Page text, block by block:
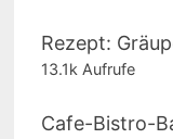
Rezept:
13.1k Aufrufe
Cafe-Bistro-